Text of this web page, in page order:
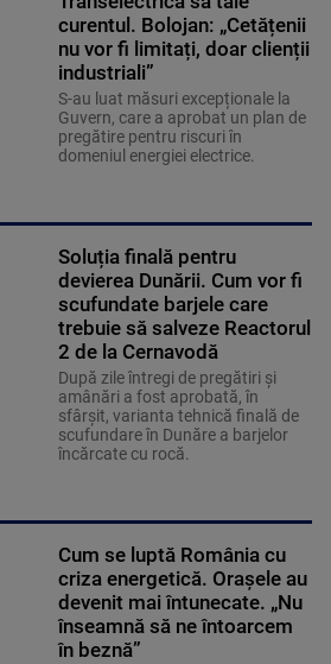
curentul. Bolojan: „Cetățenii
nu vor fi limitați, doar clienții
industriali”
S-au luat măsuri excepționale la
Guvern, care a aprobat un plan de
pregătire pentru riscuri în
domeniul energiei electrice.
Soluția finală pentru
devierea Dunării. Cum vor fi
scufundate barjele care
trebuie să salveze Reactorul
2 de la Cernavodă
După zile întregi de pregătiri și
amânări a fost aprobată, în
sfârșit, varianta tehnică finală de
scufundare în Dunăre a barjelor
încărcate cu rocă.
Cum se luptă România cu
criza energetică. Orașele au
devenit mai întunecate. „Nu
înseamnă să ne întoarcem
în beznă”